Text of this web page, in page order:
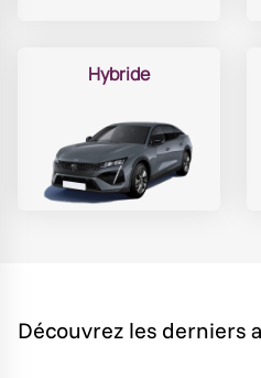
Hybride
Découvrez les derniers